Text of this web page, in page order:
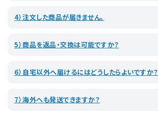
4）注文した商品が届きません。
5）商品を返品・交換は可能ですか？
6）自宅以外へ届けるにはどうしたらよいですか？
7）海外へも発送できますか？